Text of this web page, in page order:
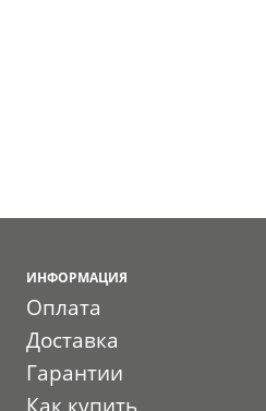
ИНФОРМАЦИЯ
Оплата
Доставка
Гарантии